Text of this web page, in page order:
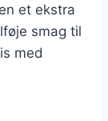
et ekstra
smag til
med